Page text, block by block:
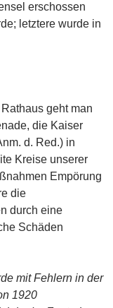
erschossen
letztere wurde in
geht man
die Kaiser
d. Red.) in
Kreise unserer
Empörung
die
durch eine
Schäden
mit Fehlern in der
1920